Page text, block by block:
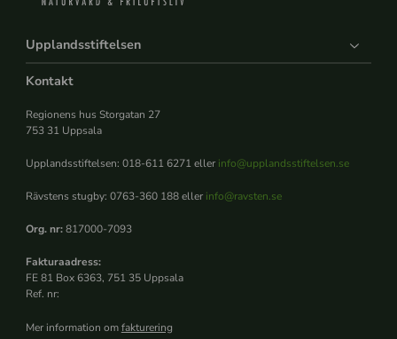
Upplandsstiftelsen
Kontakt
Regionens hus Storgatan 27
753 31 Uppsala
Upplandsstiftelsen: 018-611 6271 eller info@upplandsstiftelsen.se
Rävstens stugby: 0763-360 188 eller info@ravsten.se
Org. nr:817000-7093
Fakturaadress:
FE 81 Box 6363, 751 35 Uppsala
Ref. nr:
Mer information omfakturering